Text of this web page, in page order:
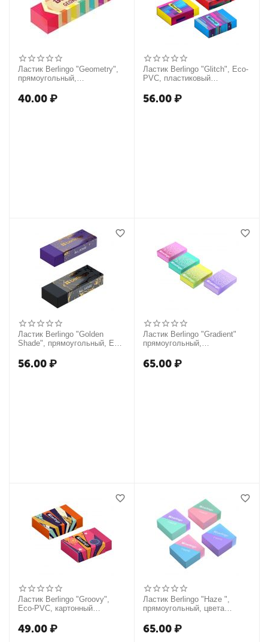
Ластик Berlingo "Geometry",
прямоугольный,
40.00₽
Ластик Berlingo "Glitch", Eco-
PVC, пластиковый
45*32*11мм
56.00₽
Ластик Berlingo "Golden
Shade", прямоугольный, Eco-
56.00₽
Ластик Berlingo "Gradient"
прямоугольный,
45*32*11мм
65.00₽
Ластик Berlingo "Groovy",
Eco-PVC, картонный
49.00₽
Ластик Berlingo "Haze ",
прямоугольный, цвета
65.00₽